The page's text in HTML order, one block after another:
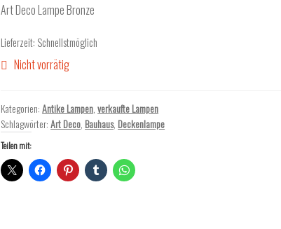
Art Deco Lampe Bronze
Lieferzeit: Schnellstmöglich
Nicht vorrätig
Kategorien:Antike Lampen ,verkaufte Lampen
Schlagwörter:Art Deco Bauhaus, Deckenlampe
Teilen mit: